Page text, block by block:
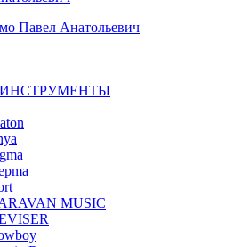
MUSIC